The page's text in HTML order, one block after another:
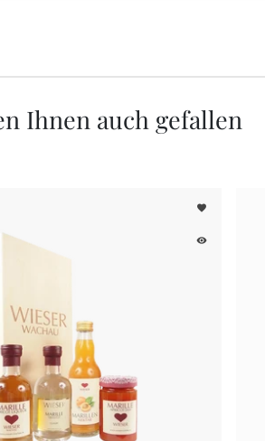
Ihnen auch gefallen
favorite
remove_red_eye